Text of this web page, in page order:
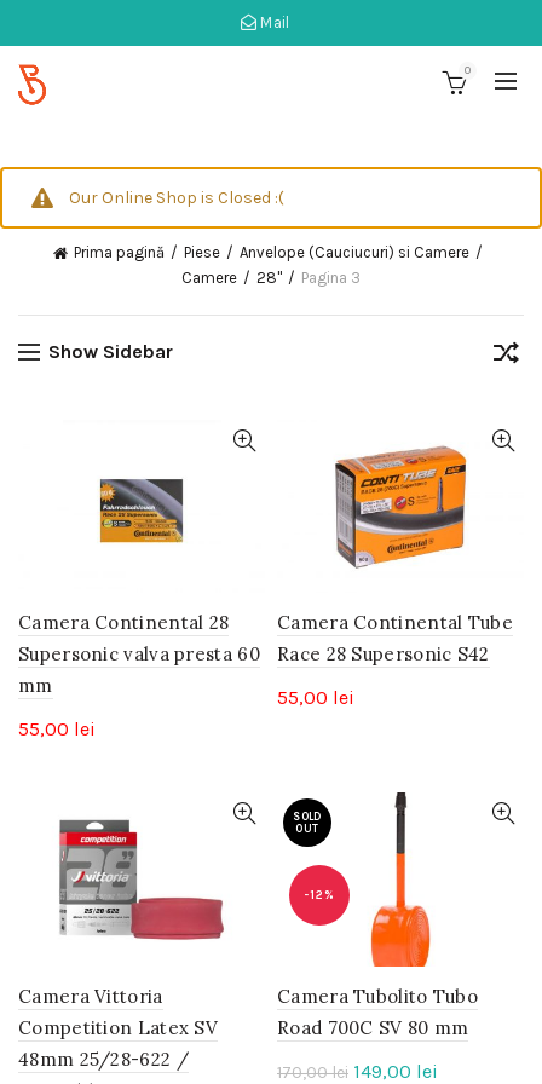
Mail
0
Our Online Shop is Closed :(
Prima pagină Piese
Anvelope (Cauciucuri) si Camere
Camere
28" Pagina 3
Show Sidebar
Camera Continental 28
Supersonic valva presta 60
mm
55,00 lei
Camera Continental Tube
Race 28 Supersonic S42
55,00 lei
Camera Vittoria
Competition Latex SV
48mm 25/28-622 /
-12%
SOLD
OUT
Camera Tubolito Tubo
Road 700C SV 80 mm
170,00lei Prețul
149,00 lei